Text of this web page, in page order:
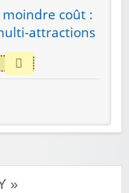
moindre coût :
attractions
»